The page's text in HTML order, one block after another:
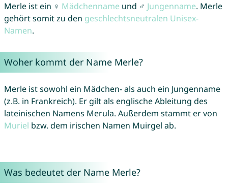
Merle ist ein ♀ Mädchenname und ♂ Jungenname. Merle
gehört somit zu den geschlechtsneutralen Unisex-
Namen.
Woher kommt der Name Merle?
Merle ist sowohl ein Mädchen- als auch ein Jungenname
(z.B. in Frankreich). Er gilt als englische Ableitung des
lateinischen Namens Merula. Außerdem stammt er von
Muriel bzw. dem irischen Namen Muirgel ab.
Was bedeutet der Name Merle?